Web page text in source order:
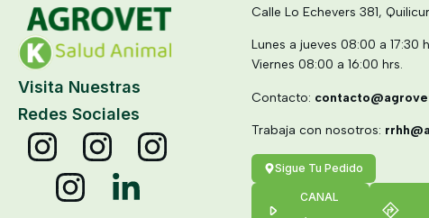
Visita Nuestras
Redes Sociales
Calle Lo Echevers 381,
Lunes a jueves 08:00 a 17:30
Viernes 08:00 a 16:00 hrs.
Contacto:
Trabaja con nosotros:
Sigue Tu Pedido
CANAL